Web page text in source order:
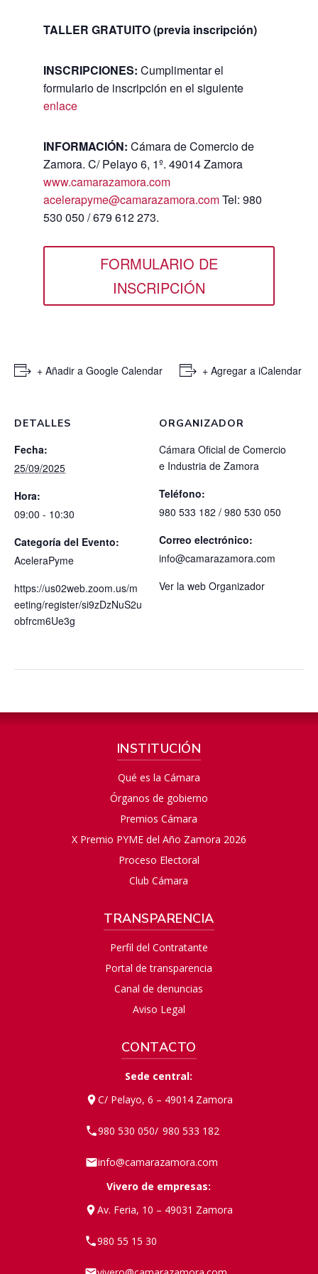
TALLER GRATUITO (previa inscripción)
INSCRIPCIONES: Cumplimentar el
formulario de inscripción en el siguiente
enlace
INFORMACIÓN: Cámara de Comercio de
Zamora. C/ Pelayo 6, 1º. 49014 Zamora
www.camarazamora.com
acelerapyme@camarazamora.comTel: 980
530 050 / 679 612 273.
FORMULARIO DE
INSCRIPCIÓN
+ Añadir a Google Calendar + Agregar a iCalendar
DETALLES
Fecha:
25/09/2025
Hora:
09:00 - 10:30
Categoría del Evento:
AceleraPyme
https://us02web.zoom.us/m
eeting/register/si9zDzNuS2u
obfrcm6Ue3g
ORGANIZADOR
Cámara Oficial de Comercio
e Industria de Zamora
Teléfono:
980 533 182 / 980 530 050
Correo electrónico:
info@camarazamora.com
Ver la web Organizador
INSTITUCIÓN
Qué es la Cámara
Órganos de gobierno
Premios Cámara
X Premio PYME del Año Zamora 2026
Proceso Electoral
Club Cámara
TRANSPARENCIA
Perfil del Contratante
Portal de transparencia
Canal de denuncias
Aviso Legal
CONTACTO
Sede central:
C/ Pelayo, 6 – 49014 Zamora
980 530 050/ 980 533 182
info@camarazamora.com
Vivero de empresas:
Av. Feria, 10 – 49031 Zamora
980 55 15 30